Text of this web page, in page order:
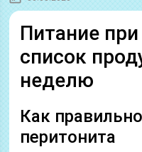
Питание
список
неделю
Как
перитонита